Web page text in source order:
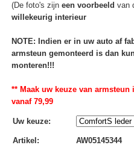
(De foto's zijn een voorbeeld van
willekeurig interieur
NOTE: Indien er in uw auto af
armsteun gemonteerd is dan
monteren!!!
** Maak uw keuze van
vanaf 79,99
Uw keuze:
Artikel : AW05145344